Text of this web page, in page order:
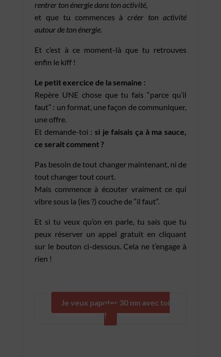
rentrer ton énergie dans ton activité,
et que tu commences àcréer ton activité
autour de ton énergie.
Et c’est à ce moment-là que tu retrouves
enfin le kiff !
Le petit exercice de la semaine :
Repère UNE chose que tu fais “parce qu’il
faut” : un format, une façon de communiquer,
une offre.
Et demande-toi : si je faisais ça à ma sauce,
ce serait comment ?
Pas besoin de tout changer maintenant, ni de
tout changer tout court.
Mais commence à écouter vraiment ce qui
vibre sous la (les ?) couche de “il faut”.
Et si tu veux qu’on en parle, tu sais que tu
peux réserver un appel gratuit en cliquant
sur le bouton ci-dessous. Cela ne t’engage à
rien !
Je veux papoter 30 mn avec toi
!